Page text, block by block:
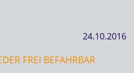
24.10.2016
FREI BEFAHRBAR